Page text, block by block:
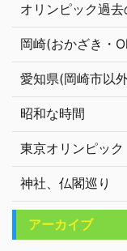
オリンピック過
岡崎(おかざき・
愛知県(岡崎市以
昭和な時間
東京オリンピッ
神社、仏閣巡り
アーカイブ